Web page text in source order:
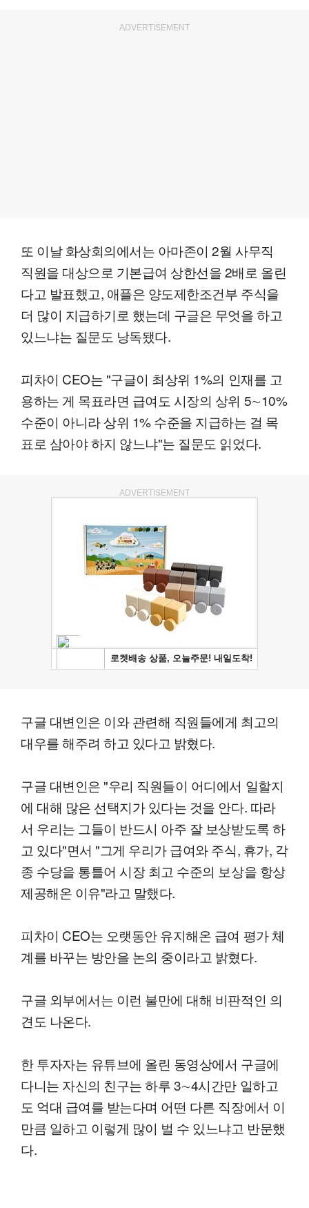
ADVERTISEMENT
또 이날 화상회의에서는 아마존이 2월 사무직
직원을 대상으로 기본급여 상한선을 2배로 올린
다고 발표했고, 애플은 양도제한조건부 주식을
더 많이 지급하기로 했는데 구글은 무엇을 하고
있느냐는 질문도 낭독됐다.
피차이 CEO는 "구글이 최상위 1%의 인재를 고
용하는 게 목표라면 급여도 시장의 상위 5∼10%
수준이 아니라 상위 1% 수준을 지급하는 걸 목
표로 삼아야 하지 않느냐"는 질문도 읽었다.
ADVERTISEMENT
구글 대변인은 이와 관련해 직원들에게 최고의
대우를 해주려 하고 있다고 밝혔다.
구글 대변인은 "우리 직원들이 어디에서 일할지
에 대해 많은 선택지가 있다는 것을 안다. 따라
서 우리는 그들이 반드시 아주 잘 보상받도록 하
고 있다"면서 "그게 우리가 급여와 주식, 휴가, 각
종 수당을 통틀어 시장 최고 수준의 보상을 항상
제공해온 이유"라고 말했다.
피차이 CEO는 오랫동안 유지해온 급여 평가 체
계를 바꾸는 방안을 논의 중이라고 밝혔다.
구글 외부에서는 이런 불만에 대해 비판적인 의
견도 나온다.
한 투자자는 유튜브에 올린 동영상에서 구글에
다니는 자신의 친구는 하루 3∼4시간만 일하고
도 억대 급여를 받는다며 어떤 다른 직장에서 이
만큼 일하고 이렇게 많이 벌 수 있느냐고 반문했
다.